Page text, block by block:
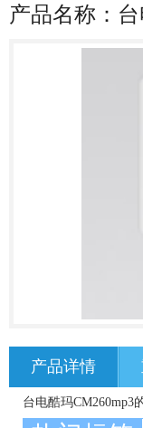
产品名称：
产品详情
台电酷玛CM260mp3